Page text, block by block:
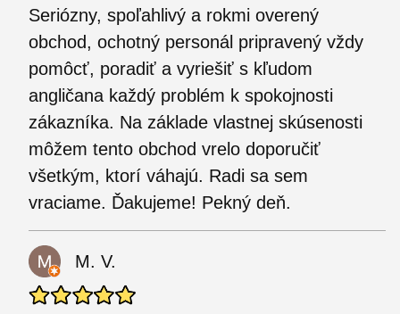
Seriózny, spoľahlivý a rokmi overený
obchod, ochotný personál pripravený vždy
pomôcť, poradiť a vyriešiť s kľudom
angličana každý problém k spokojnosti
zákazníka. Na základe vlastnej skúsenosti
môžem tento obchod vrelo doporučiť
všetkým, ktorí váhajú. Radi sa sem
vraciame. Ďakujeme! Pekný deň.
M. V.